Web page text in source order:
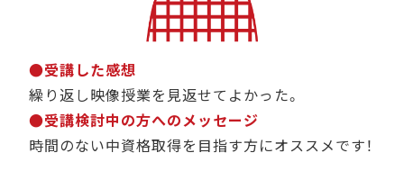
●受講した感想
繰り返し映像授業を見返せてよかった。
●受講検討中の方へのメッセージ
時間のない中資格取得を目指す方にオススメです！